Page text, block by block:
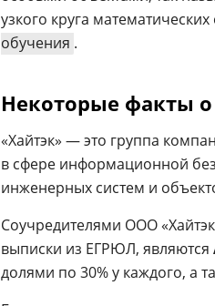
узкого круга
обучения .
Некоторые факты о
«Хайтэк» — это группа
в сфере информационной
инженерных систем и
Соучредителями ООО
выписки из ЕГРЮЛ, являются
долями по 30% у каждого, а